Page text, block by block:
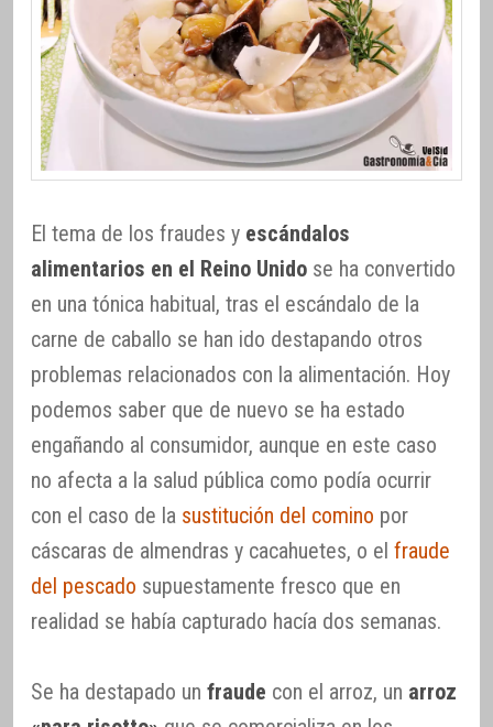
El tema de los fraudes y escándalos
alimentarios en el Reino Unido se ha convertido
en una tónica habitual, tras el escándalo de la
carne de caballo se han ido destapando otros
problemas relacionados con la alimentación. Hoy
podemos saber que de nuevo se ha estado
engañando al consumidor, aunque en este caso
no afecta a la salud pública como podía ocurrir
con el caso de la sustitución del comino por
cáscaras de almendras y cacahuetes, o el fraude
del pescado supuestamente fresco que en
realidad se había capturado hacía dos semanas.
Se ha destapado un fraude con el arroz, un arroz